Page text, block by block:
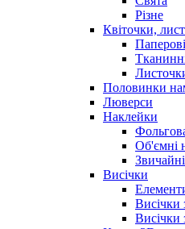
Різне
Квіточки,
Половинки
Люверси
Наклейки
Об'ємні
Висічки
Висічки
Висічки